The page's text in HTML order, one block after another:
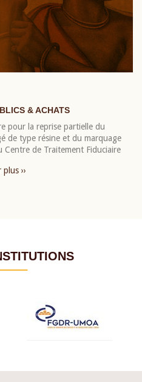
& ACHATS
pour la reprise partielle du
de type résine et du marquage
Centre de Traitement Fiduciaire
plus ››